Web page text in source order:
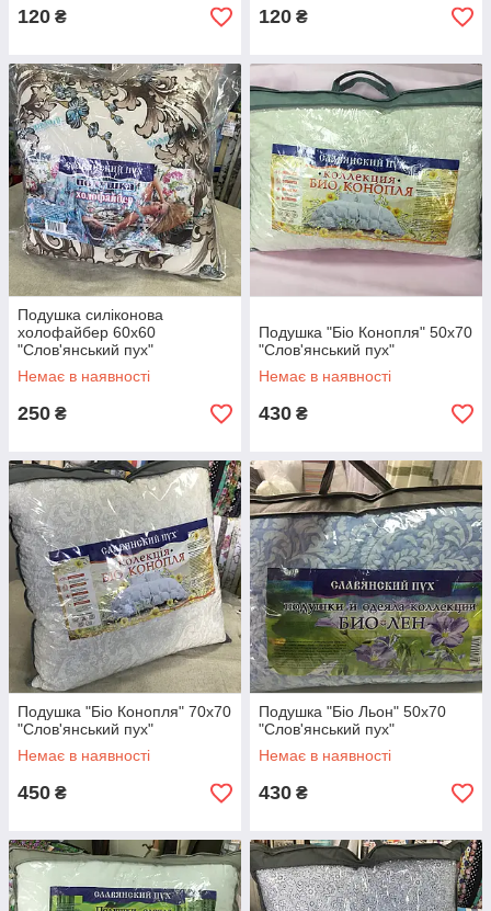
120 ₴ 120 ₴
Подушка силіконова
холофайбер 60х60
"Слов'янський пух"
Немає в наявності
250 ₴
Подушка "Біо Конопля" 50х70
"Слов'янський пух"
Немає в наявності
430 ₴
Подушка "Біо Конопля" 70х70
"Слов'янський пух"
Немає в наявності
450 ₴
Подушка "Біо Льон" 50х70
"Слов'янський пух"
Немає в наявності
430 ₴